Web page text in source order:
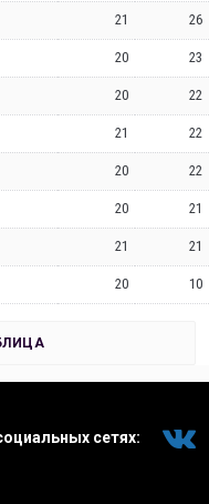
21 26
20 23
20 22
21 22
20 22
20 21
21 21
20 10
сетях: